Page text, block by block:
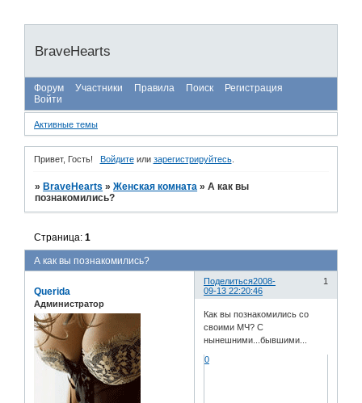
BraveHearts
Форум Участники Правила Поиск
Регистрация
Войти
Активные темы
Привет, Гость! Войдитеили зарегистрируйтесь.
» BraveHearts »Женская комната »А как вы
познакомились?
А как вы познакомились?
Страница:1
Поделиться 1
2008-
09-13 22:20:46
Querida
Администратор
Как вы познакомились со
своими МЧ? С
нынешними...бывшими...
0